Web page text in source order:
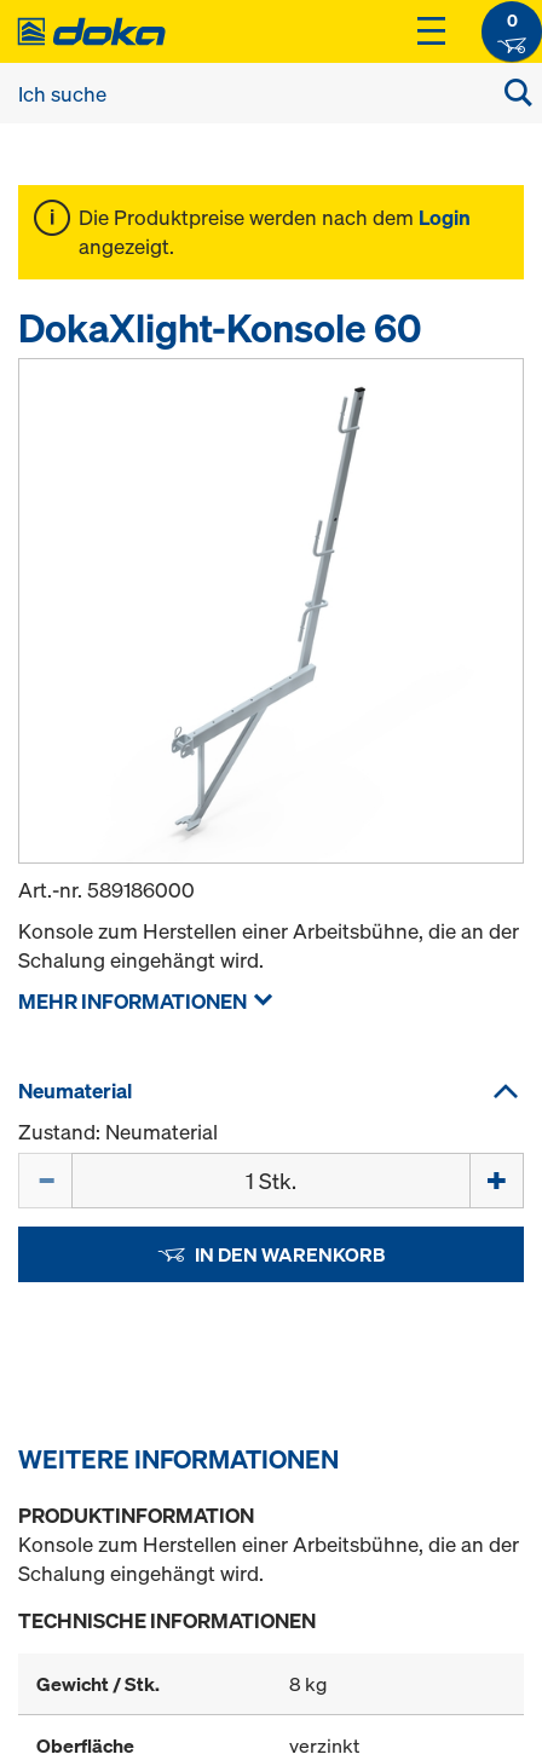
0
Die Produktpreise werden nach dem Login
angezeigt.
DokaXlight-Konsole 60
Art.-nr. 589186000
Konsole zum Herstellen einer Arbeitsbühne, die an der
Schalung eingehängt wird.
MEHR INFORMATIONEN
Neumaterial
Zustand: Neumaterial
IN DEN WARENKORB
WEITERE INFORMATIONEN
PRODUKTINFORMATION
Konsole zum Herstellen einer Arbeitsbühne, die an der
Schalung eingehängt wird.
TECHNISCHE INFORMATIONEN
Gewicht / Stk. 8 kg
Oberfläche verzinkt